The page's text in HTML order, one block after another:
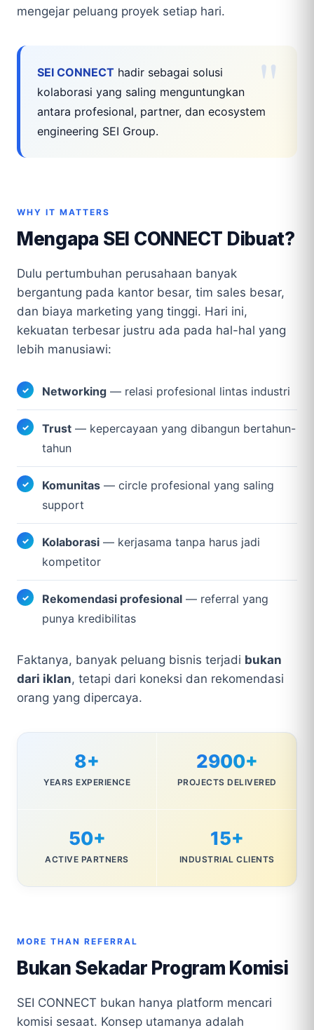
mengejar peluang proyek setiap hari.
SEI CONNECT hadir sebagai solusi
kolaborasi yang saling menguntungkan
antara profesional, partner, dan ecosystem
engineering SEI Group.
WHY IT MATTERS
Mengapa SEI CONNECT Dibuat?
Dulu pertumbuhan perusahaan banyak
bergantung pada kantor besar, tim sales besar,
dan biaya marketing yang tinggi. Hari ini,
kekuatan terbesar justru ada pada hal-hal yang
lebih manusiawi:
Networking — relasi profesional lintas industri
Trust — kepercayaan yang dibangun bertahun-
tahun
Komunitas — circle profesional yang saling
support
Kolaborasi — kerjasama tanpa harus jadi
kompetitor
Rekomendasi profesional — referral yang
punya kredibilitas
Faktanya, banyak peluang bisnis terjadi bukan
dari iklan, tetapi dari koneksi dan rekomendasi
orang yang dipercaya.
8+
YEARS EXPERIENCE
2900+
PROJECTS DELIVERED
50+
ACTIVE PARTNERS
15+
INDUSTRIAL CLIENTS
MORE THAN REFERRAL
Bukan Sekadar Program Komisi
SEI CONNECT bukan hanya platform mencari
komisi sesaat. Konsep utamanya adalah